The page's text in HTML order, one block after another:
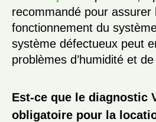
recommandé pour assurer
fonctionnement du
système défectueux peut
problèmes d’humidité et de
Est-ce que le diagnostic
obligatoire pour la